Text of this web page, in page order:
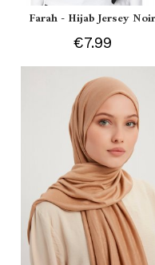
Farah - Hijab Jersey Noir
€7.99